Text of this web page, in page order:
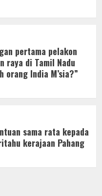
pertama pelakon
raya di Tamil Nadu
orang India M’sia?”
sama rata kepada
kerajaan Pahang